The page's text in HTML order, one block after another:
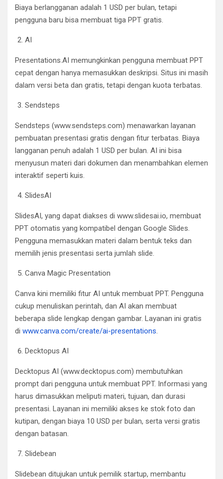
Biaya berlangganan adalah 1 USD per bulan, tetapi
pengguna baru bisa membuat tiga PPT gratis.
AI
Presentations.AI memungkinkan pengguna membuat PPT
cepat dengan hanya memasukkan deskripsi. Situs ini masih
dalam versi beta dan gratis, tetapi dengan kuota terbatas.
Sendsteps
Sendsteps (www.sendsteps.com) menawarkan layanan
pembuatan presentasi gratis dengan fitur terbatas. Biaya
langganan penuh adalah 1 USD per bulan. AI ini bisa
menyusun materi dari dokumen dan menambahkan elemen
interaktif seperti kuis.
SlidesAI
SlidesAI, yang dapat diakses di www.slidesai.io, membuat
PPT otomatis yang kompatibel dengan Google Slides.
Pengguna memasukkan materi dalam bentuk teks dan
memilih jenis presentasi serta jumlah slide.
Canva Magic Presentation
Canva kini memiliki fitur AI untuk membuat PPT. Pengguna
cukup menuliskan perintah, dan AI akan membuat
beberapa slide lengkap dengan gambar. Layanan ini gratis
di www.canva.com/create/ai-presentations.
Decktopus AI
Decktopus AI (www.decktopus.com) membutuhkan
prompt dari pengguna untuk membuat PPT. Informasi yang
harus dimasukkan meliputi materi, tujuan, dan durasi
presentasi. Layanan ini memiliki akses ke stok foto dan
kutipan, dengan biaya 10 USD per bulan, serta versi gratis
dengan batasan.
Slidebean
Slidebean ditujukan untuk pemilik startup, membantu